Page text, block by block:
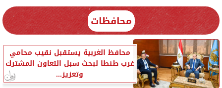
محافظات
محافظ الغربية يستقبل نقيب محامي
غرب طنطا لبحث سبل التعاون المشترك
وتعزيز...